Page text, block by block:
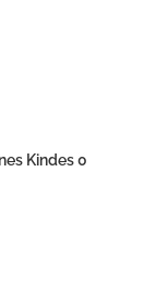
Kindes 0